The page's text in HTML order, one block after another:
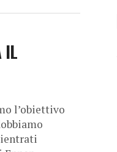
IL
l’obiettivo